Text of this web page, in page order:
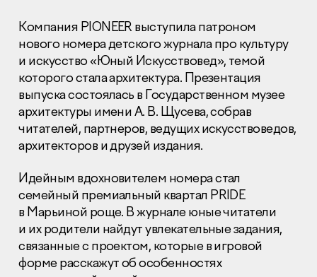
Раскрытие информации
Правовая информация
Сообщить о коррупции
Глaвный oфиc
Компания PIONEER выступила патроном
нового номера детского журнала про культуру
и искусство «Юный Искусствовед», темой
которого стала архитектура. Презентация
выпуска состоялась в Государственном музее
архитектуры имени А. В. Щусева, собрав
читателей, партнеров, ведущих искусствоведов,
архитекторов и друзей издания.
Идейным вдохновителем номера стал
семейный премиальный квартал PRIDE
в Марьиной роще. В журнале юные читатели
и их родители найдут увлекательные задания,
связанные с проектом, которые в игровой
форме расскажут об особенностях